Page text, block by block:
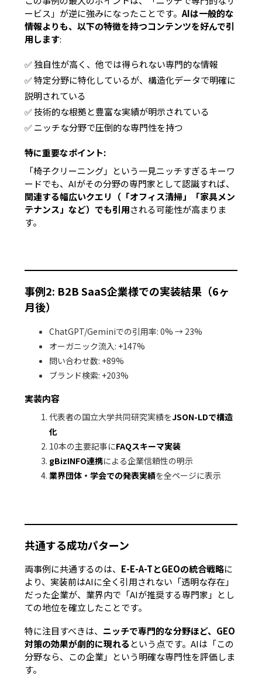
ービス」 が逆に強みになったことです。 AIは一般的な
情報よりも、以下の特徴を持つコンテンツを好んで引
用します:
✅ 独自性が高く、他では得られない専門的な情報
✅ 特定分野に特化しているが、構造化データで明確に
説明されている
✅ 技術的な根拠と豊富な実績が明示されている
✅ ニッチな分野で圧倒的な専門性を持つ
特に重要なポイント:
「椅子クリーニング」という一見ニッチすぎるキーワ
ードでも、 AIがその分野の専門家として認識すれば、
関連する幅広いクエリ（「オフィス清掃」「家具メン
テナンス」など）でも引用される可能性が高まりま
す。
事例2: B2B SaaS企業様での実装結果（6ヶ
月後）
ChatGPT/Geminiでの引用率: 0% → 23%
オーガニック流入: +147%
問い合わせ数: +89%
ブランド検索: +203%
実装内容
代表者の国立大学共同研究実績をJSON-LDで構造
化
10本の主要記事にFAQスキーマ実装
gBizINFO連携による企業信頼性の明示
業界団体・学会での発表実績を全ページに表示
共通する成功パターン
両事例に共通するのは、 E-E-A-TとGEOの統合戦略に
より、実装前はAIに全く引用されない「透明な存在」
だった企業が、業界内で「AIが推奨する専門家」とし
ての地位を確立したことです。
特に注目すべきは、 ニッチで専門的な分野ほど、GEO
対策の効果が劇的に現れる という点です。AIは「この
分野なら、この企業」という明確な専門性を評価しま
す。